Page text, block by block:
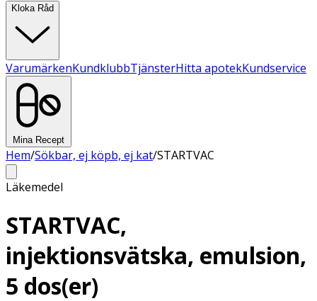
Kloka Råd
VarumärkenKundklubbTjänsterHitta apotekKundservice
Mina Recept
Hem/Sökbar, ej köpb, ej kat/STARTVAC
Läkemedel
STARTVAC,
injektionsvätska, emulsion,
5 dos(er)